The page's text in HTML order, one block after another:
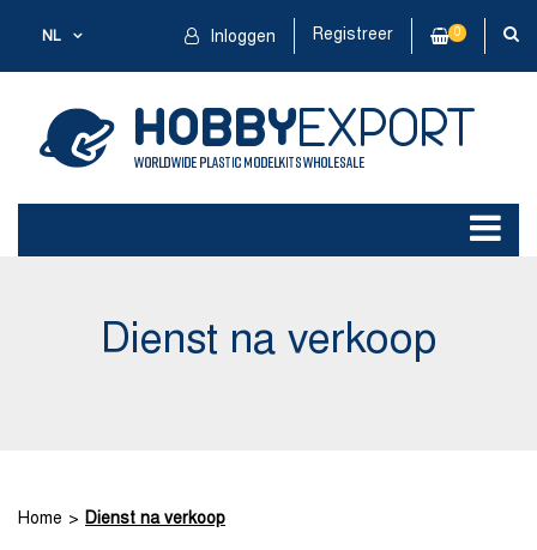
NL Inloggen Registreer 0
Dienst na verkoop
Home Dienst na verkoop